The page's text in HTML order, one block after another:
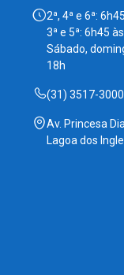
2ª, 4ª e 6ª:
3ª e 5ª: 6h45
Sábado,
18h
(31) 3517-3000
Av. Princesa
Lagoa dos